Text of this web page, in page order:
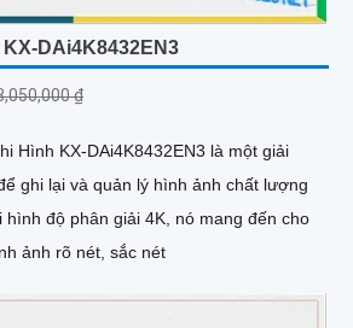
DAi4K8432EN3
₫
Hình KX-DAi4K8432EN3 là một giải
ghi lại và quản lý hình ảnh chất lượng
ảnh rõ nét, sắc nét